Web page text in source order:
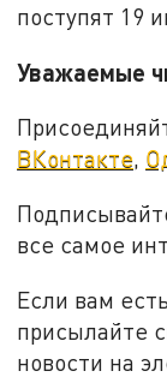
поступят 19
Уважаемые
ВКонтакте,
все самое
Если вам
присылайте
новости на